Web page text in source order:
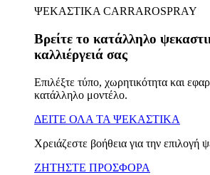
ΨΕΚΑΣΤΙΚΑ CARRAROSPRAY
Βρείτε το κατάλληλο
καλλιέργειά σας
Επιλέξτε τύπο, χωρητικότητα και
κατάλληλο μοντέλο.
ΔΕΙΤΕ ΟΛΑ ΤΑ ΨΕΚΑΣΤΙΚΑ
Χρειάζεστε βοήθεια για την επιλογή
ΖΗΤΗΣΤΕ ΠΡΟΣΦΟΡΑ